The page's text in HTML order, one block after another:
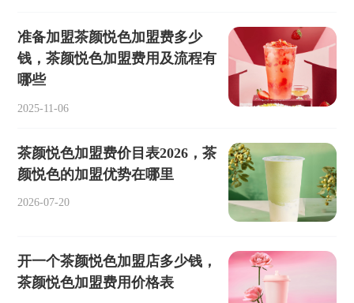
准备加盟茶颜悦色加盟费多少
钱，茶颜悦色加盟费用及流程有
哪些
2025-11-06
茶颜悦色加盟费价目表2026，茶
颜悦色的加盟优势在哪里
2026-07-20
开一个茶颜悦色加盟店多少钱，
茶颜悦色加盟费用价格表